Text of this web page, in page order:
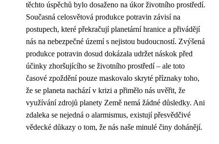
těchto úspěchů bylo dosaženo na úkor životního prostředí.
Současná celosvětová produkce potravin závisí na
postupech, které překračují planetární hranice a přivádějí
nás na nebezpečné území s nejistou budoucností. Zvýšená
produkce potravin dosud dokázala udržet náskok před
účinky zhoršujícího se životního prostředí – ale toto
časové zpoždění pouze maskovalo skryté příznaky toho,
že se planeta nachází v krizi a přimělo nás uvěřit, že
využívání zdrojů planety Země nemá žádné důsledky. Ani
zdaleka se nejedná o alarmismus, existují přesvědčivé
vědecké důkazy o tom, že nás naše minulé činy dohánějí.